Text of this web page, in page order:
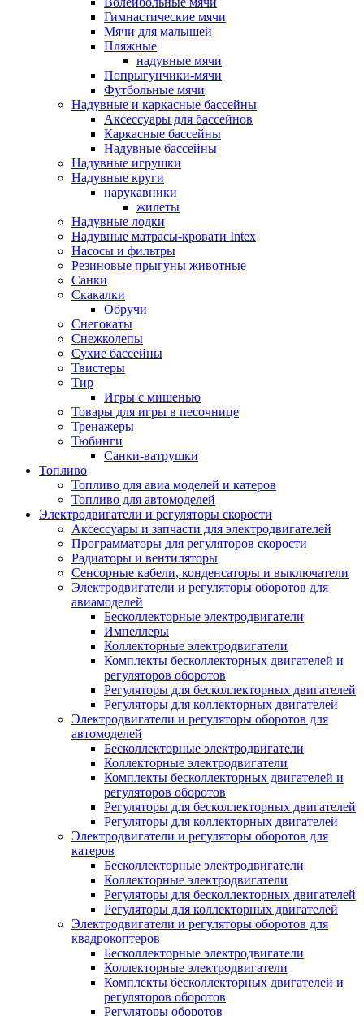
Гимнастические мячи
Мячи для малышей
Пляжные
надувные мячи
Попрыгунчики-мячи
Футбольные мячи
Надувные и каркасные бассейны
Аксессуары для бассейнов
Каркасные бассейны
Надувные бассейны
Надувные игрушки
Надувные круги
нарукавники
жилеты
Надувные лодки
Надувные матрасы-кровати Intex
Насосы и фильтры
Резиновые прыгуны животные
Санки
Скакалки
Обручи
Снегокаты
Снежколепы
Сухие бассейны
Твистеры
Тир
Игры с мишенью
Товары для игры в песочнице
Тренажеры
Тюбинги
Санки-ватрушки
Топливо
Топливо для авиа моделей и катеров
Топливо для автомоделей
Электродвигатели и регуляторы скорости
Аксессуары и запчасти для электродвигателей
Программаторы для регуляторов скорости
Радиаторы и вентиляторы
Сенсорные кабели, конденсаторы и выключатели
Электродвигатели и регуляторы оборотов для
авиамоделей
Бесколлекторные электродвигатели
Импеллеры
Коллекторные электродвигатели
Комплекты бесколлекторных двигателей и
регуляторов оборотов
Регуляторы для бесколлекторных двигателей
Регуляторы для коллекторных двигателей
Электродвигатели и регуляторы оборотов для
автомоделей
Бесколлекторные электродвигатели
Коллекторные электродвигатели
Комплекты бесколлекторных двигателей и
регуляторов оборотов
Регуляторы для бесколлекторных двигателей
Регуляторы для коллекторных двигателей
Электродвигатели и регуляторы оборотов для
катеров
Бесколлекторные электродвигатели
Коллекторные электродвигатели
Регуляторы для бесколлекторных двигателей
Регуляторы для коллекторных двигателей
Электродвигатели и регуляторы оборотов для
квадрокоптеров
Бесколлекторные электродвигатели
Коллекторные электродвигатели
Комплекты бесколлекторных двигателей и
регуляторов оборотов
Регуляторы оборотов